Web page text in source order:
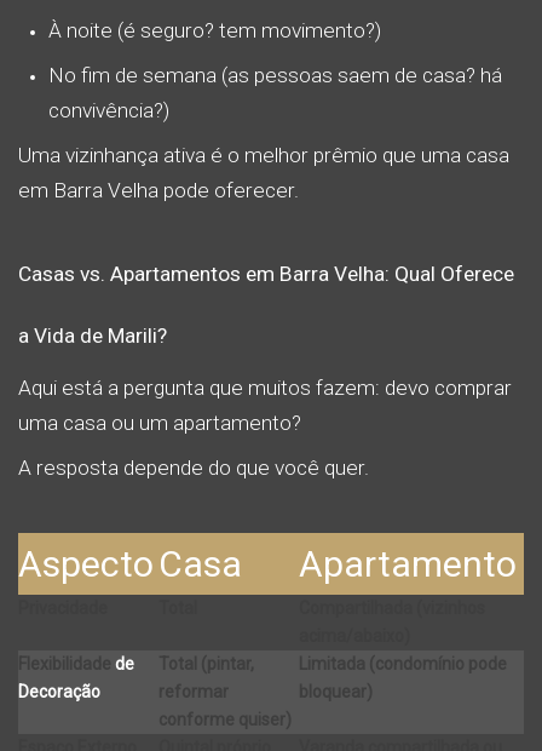
À noite (é seguro? tem movimento?)
No fim de semana (as pessoas saem de casa? há
convivência?)
Uma vizinhança ativa é o melhor prêmio que uma casa
em Barra Velha pode oferecer.
Casas vs. Apartamentos em Barra Velha: Qual Oferece
a Vida de Marili?
Aqui está a pergunta que muitos fazem: devo comprar
uma casa ou um apartamento?
A resposta depende do que você quer.
Aspecto Casa Apartamento
Flexibilidade de
Decoração
Total (pintar,
reformar
conforme quiser)
Limitada (condomínio pode
bloquear)